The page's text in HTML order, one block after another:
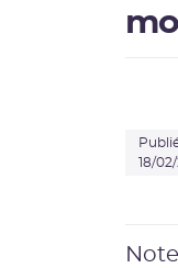
18/02/